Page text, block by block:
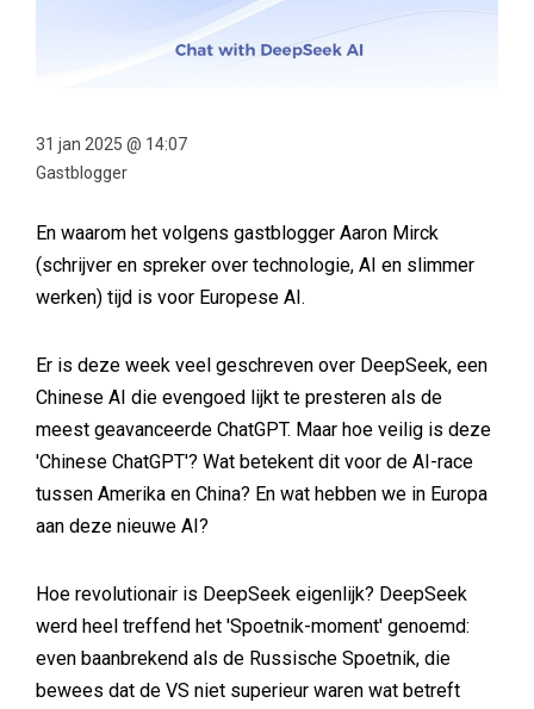
31 jan 2025 @ 14:07
Gastblogger
En waarom het volgens gastblogger Aaron Mirck
(schrijver en spreker over technologie, AI en slimmer
werken) tijd is voor Europese AI.
Er is deze week veel geschreven over DeepSeek, een
Chinese AI die evengoed lijkt te presteren als de
meest geavanceerde ChatGPT. Maar hoe veilig is deze
'Chinese ChatGPT'? Wat betekent dit voor de AI-race
tussen Amerika en China? En wat hebben we in Europa
aan deze nieuwe AI?
Hoe revolutionair is DeepSeek eigenlijk? DeepSeek
werd heel treffend het 'Spoetnik-moment' genoemd:
even baanbrekend als de Russische Spoetnik, die
bewees dat de VS niet superieur waren wat betreft